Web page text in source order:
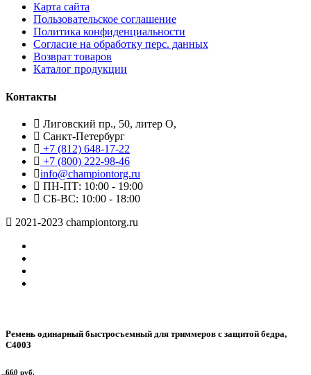
Карта сайта
Пользовательское соглашение
Политика конфиденциальности
Согласие на обработку перс. данных
Возврат товаров
Каталог продукции
Контакты
Лиговский пр., 50, литер О,
Санкт-Петербург
+7 (812) 648-17-22
+7 (800) 222-98-46
info@championtorg.ru
ПН-ПТ: 10:00 - 19:00
СБ-ВС: 10:00 - 18:00
2021-2023 championtorg.ru
Ремень одинарный быстросъемный для триммеров с защитой бедра,
С4003
660 руб.